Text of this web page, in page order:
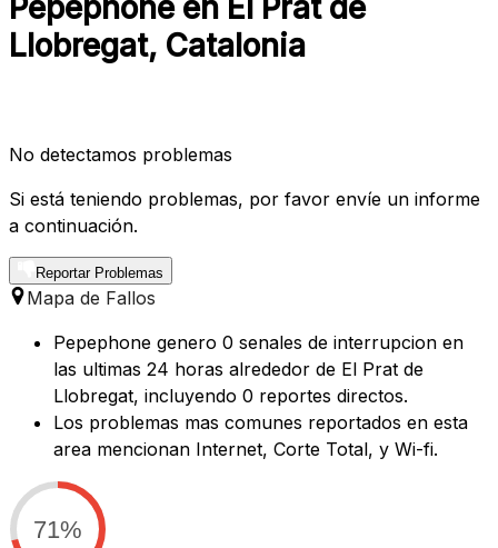
Pepephone en El Prat de
Llobregat, Catalonia
No detectamos problemas
Si está teniendo problemas, por favor envíe un informe
a continuación.
Reportar Problemas
Mapa de Fallos
Pepephone genero 0 senales de interrupcion en
las ultimas 24 horas alrededor de El Prat de
Llobregat, incluyendo 0 reportes directos.
Los problemas mas comunes reportados en esta
area mencionan Internet, Corte Total, y Wi-fi.
71%